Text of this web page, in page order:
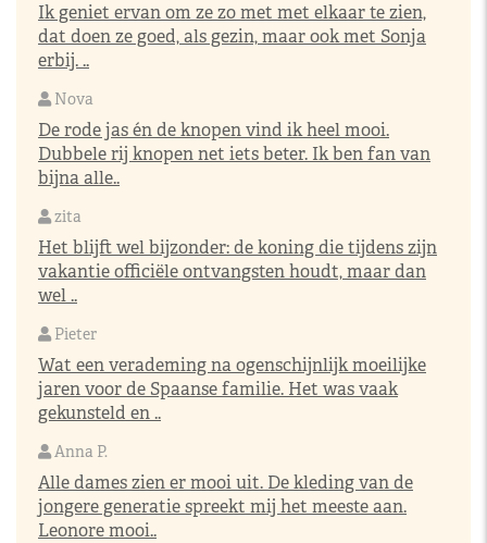
Ik geniet ervan om ze zo met met elkaar te zien,
dat doen ze goed, als gezin, maar ook met Sonja
erbij. ..
Nova
De rode jas én de knopen vind ik heel mooi.
Dubbele rij knopen net iets beter. Ik ben fan van
bijna alle..
zita
Het blijft wel bijzonder: de koning die tijdens zijn
vakantie officiële ontvangsten houdt, maar dan
wel ..
Pieter
Wat een verademing na ogenschijnlijk moeilijke
jaren voor de Spaanse familie. Het was vaak
gekunsteld en ..
Anna P.
Alle dames zien er mooi uit. De kleding van de
jongere generatie spreekt mij het meeste aan.
Leonore mooi..